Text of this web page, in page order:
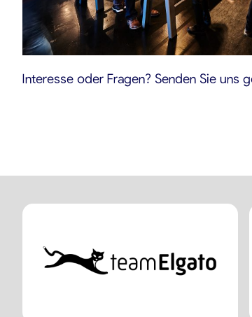
Interesse oder Fragen? Senden Sie uns